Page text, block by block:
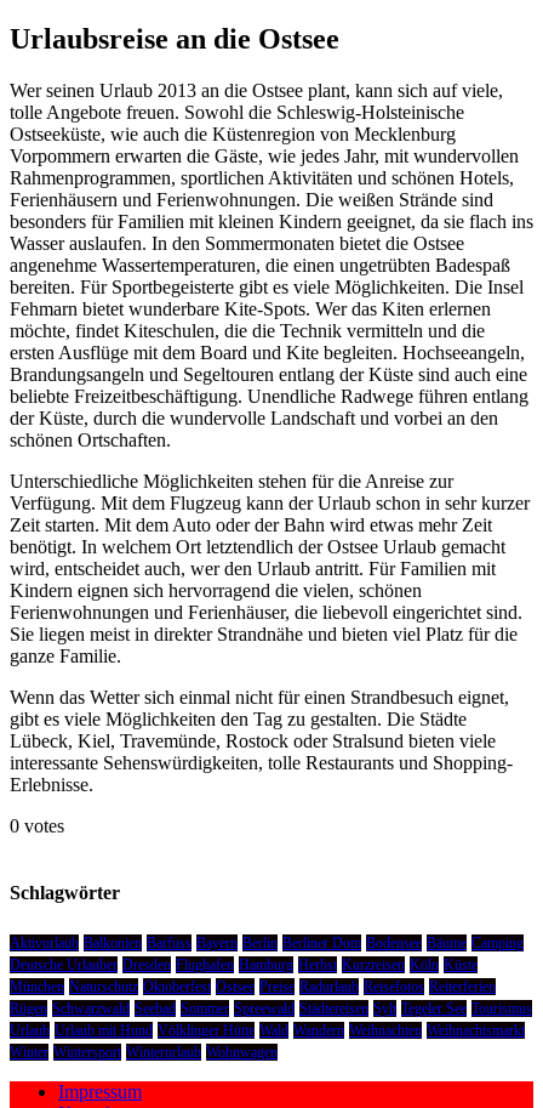
Urlaubsreise an die Ostsee
Wer seinen Urlaub 2013 an die Ostsee plant, kann sich auf viele,
tolle Angebote freuen. Sowohl die Schleswig-Holsteinische
Ostseeküste, wie auch die Küstenregion von Mecklenburg
Vorpommern erwarten die Gäste, wie jedes Jahr, mit wundervollen
Rahmenprogrammen, sportlichen Aktivitäten und schönen Hotels,
Ferienhäusern und Ferienwohnungen. Die weißen Strände sind
besonders für Familien mit kleinen Kindern geeignet, da sie flach ins
Wasser auslaufen. In den Sommermonaten bietet die Ostsee
angenehme Wassertemperaturen, die einen ungetrübten Badespaß
bereiten. Für Sportbegeisterte gibt es viele Möglichkeiten. Die Insel
Fehmarn bietet wunderbare Kite-Spots. Wer das Kiten erlernen
möchte, findet Kiteschulen, die die Technik vermitteln und die
ersten Ausflüge mit dem Board und Kite begleiten. Hochseeangeln,
Brandungsangeln und Segeltouren entlang der Küste sind auch eine
beliebte Freizeitbeschäftigung. Unendliche Radwege führen entlang
der Küste, durch die wundervolle Landschaft und vorbei an den
schönen Ortschaften.
Unterschiedliche Möglichkeiten stehen für die Anreise zur
Verfügung. Mit dem Flugzeug kann der Urlaub schon in sehr kurzer
Zeit starten. Mit dem Auto oder der Bahn wird etwas mehr Zeit
benötigt. In welchem Ort letztendlich der Ostsee Urlaub gemacht
wird, entscheidet auch, wer den Urlaub antritt. Für Familien mit
Kindern eignen sich hervorragend die vielen, schönen
Ferienwohnungen und Ferienhäuser, die liebevoll eingerichtet sind.
Sie liegen meist in direkter Strandnähe und bieten viel Platz für die
ganze Familie.
Wenn das Wetter sich einmal nicht für einen Strandbesuch eignet,
gibt es viele Möglichkeiten den Tag zu gestalten. Die Städte
Lübeck, Kiel, Travemünde, Rostock oder Stralsund bieten viele
interessante Sehenswürdigkeiten, tolle Restaurants und Shopping-
Erlebnisse.
0 votes
Schlagwörter
Aktivurlaub Balkonien Barfuss Bayern Berlin Berliner Dom Bodensee Bäume Camping
Deutsche Urlauber Dresden Flughafen Hamburg Herbst Kurzreisen Köln Küste
München Naturschutz Oktoberfest Ostsee Preise Radurlaub Reisefotos Reiterferien
Rügen Schwarzwald Seebad Sommer Spreewald Städtereisen Sylt Tegeler See Tourismus
Urlaub Urlaub mit Hund Völklinger Hütte Wald Wandern Weihnachten Weihnachtsmarkt
Winter Wintersport Winterurlaub Wohnwagen
Impressum